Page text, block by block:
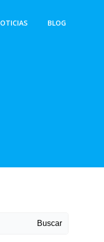
BLOG
Buscar